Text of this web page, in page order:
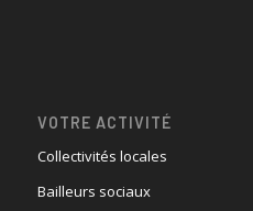
VOTRE ACTIVITÉ
Collectivités locales
Bailleurs sociaux